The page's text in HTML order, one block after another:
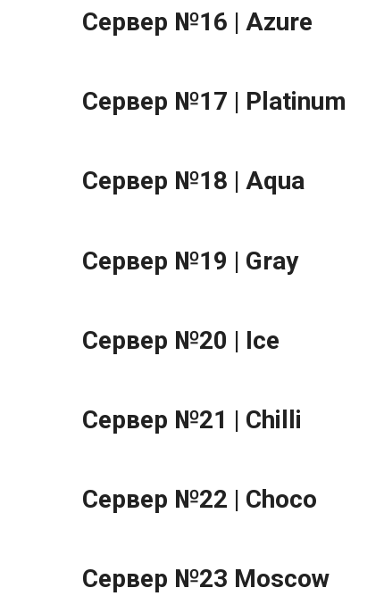
Сервер №16 | Azure
Сервер №17 | Platinum
Сервер №18 | Aqua
Сервер №19 | Gray
Сервер №20 | Ice
Сервер №21 | Chilli
Сервер №22 | Choco
Сервер №23 Moscow